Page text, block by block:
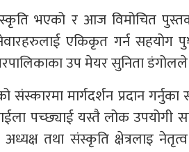
भएको र आज विमोचित
एकिकृत गर्न सहयोग
उप मेयर सुनिता
मार्गदर्शन प्रदान
पच्छ्याई यस्तै लोक उपयोगी
तथा संस्कृति क्षेत्रलाइ